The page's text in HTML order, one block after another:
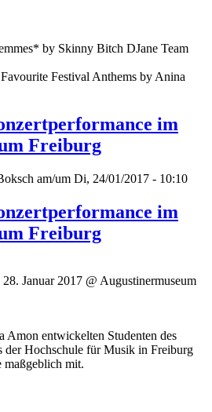
by Skinny Bitch DJane Team
Festival Anthems by Anina
im
Freiburg
am/um Di, 24/01/2017 - 10:10
im
Freiburg
Januar 2017 @ Augustinermuseum
entwickelten Studenten des
der Hochschule für Musik in Freiburg
maßgeblich mit.